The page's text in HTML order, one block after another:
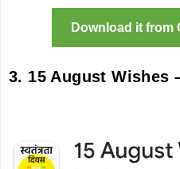
Download it from
3. 15 August Wishes –